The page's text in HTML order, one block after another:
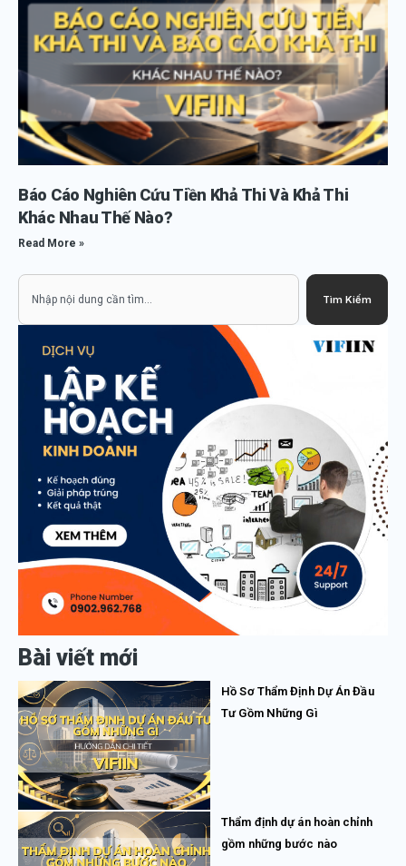
Báo Cáo Nghiên Cứu Tiền Khả Thi Và Khả Thi
Khác Nhau Thế Nào?
Read More »
Tìm Kiếm
Bài viết mới
Hồ Sơ Thẩm Định Dự Án Đầu
Tư Gồm Những Gì
Thẩm định dự án hoàn chỉnh
gồm những bước nào